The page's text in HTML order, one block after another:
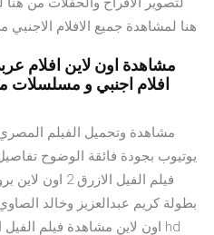
هنا لمشاهدة جميع الافلام
افلام اجنبي و مسلسلات
مشاهدة وتحميل الفيلم المصري
يوتيوب بجودة فائقة الوضوح
فيلم الفيل